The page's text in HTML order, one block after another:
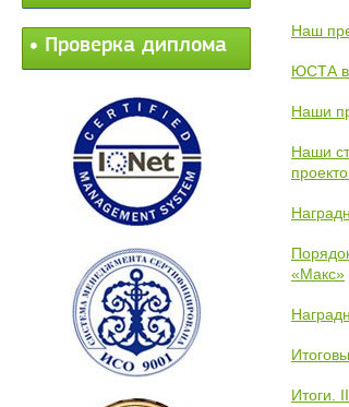
Проверка диплома
Наш
ЮСТА
Наши
Наши
«Макс»
Итоги.